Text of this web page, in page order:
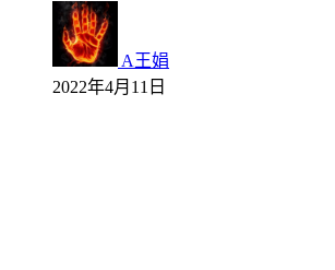
A王娟
2022年4月11日